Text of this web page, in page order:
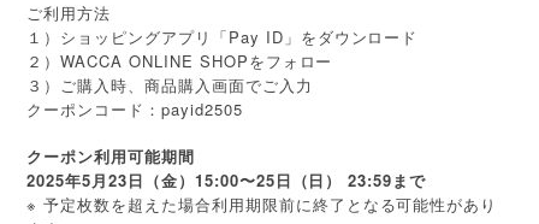
ご利用方法
１）ショッピングアプリ「Pay ID」をダウンロード
２）WACCA ONLINE SHOPをフォロー
３）ご購入時、商品購入画面でご入力
クーポンコード：payid2505
クーポン利用可能期間
2025年5月23日（金）15:00〜25日（日） 23:59まで
※ 予定枚数を超えた場合利用期限前に終了となる可能性があり